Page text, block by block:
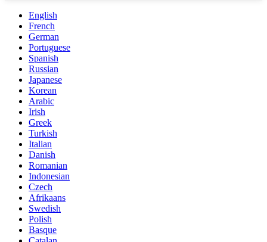
English
French
German
Portuguese
Spanish
Russian
Japanese
Korean
Arabic
Irish
Greek
Turkish
Italian
Danish
Romanian
Indonesian
Czech
Afrikaans
Swedish
Polish
Basque